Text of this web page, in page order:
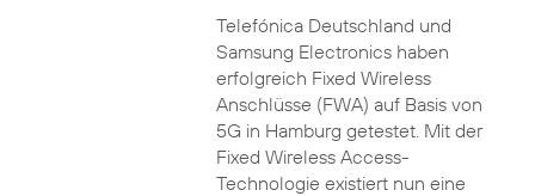
Telefónica Deutschland und
Samsung Electronics haben
erfolgreich Fixed Wireless
Anschlüsse (FWA) auf Basis von
5G in Hamburg getestet. Mit der
Fixed Wireless Access-
Technologie existiert nun eine